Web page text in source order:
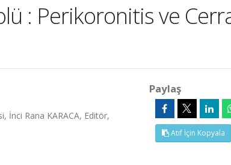
: Perikoronitis ve
İnci Rana KARACA, Editör,
Paylaş
Atıf İçin Kopyala